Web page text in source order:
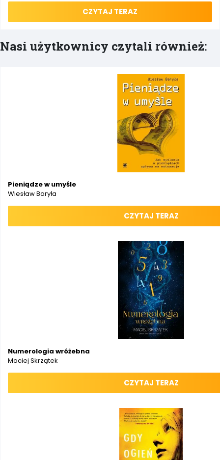
CZYTAJ TERAZ
Nasi użytkownicy czytali również:
Pieniądze w umyśle
Wiesław Baryła
CZYTAJ TERAZ
Numerologia wróżebna
Maciej Skrzątek
CZYTAJ TERAZ